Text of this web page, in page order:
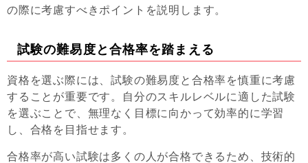
の際に考慮すべきポイントを説明します。
試験の難易度と合格率を踏まえる
資格を選ぶ際には、試験の難易度と合格率を慎重に考慮
することが重要です。自分のスキルレベルに適した試験
を選ぶことで、無理なく目標に向かって効率的に学習
し、合格を目指せます。
合格率が高い試験は多くの人が合格できるため、技術的